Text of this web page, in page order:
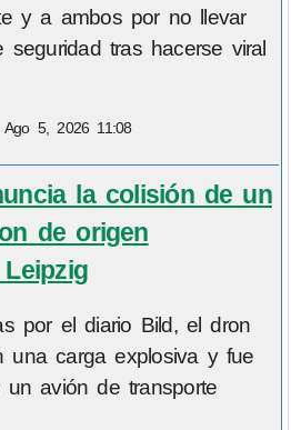
y a ambos por no llevar
tras hacerse viral
Ago 5, 2026 11:08
la colisión de un
de origen
por el diario Bild, el dron
una carga explosiva y fue
avión de transporte